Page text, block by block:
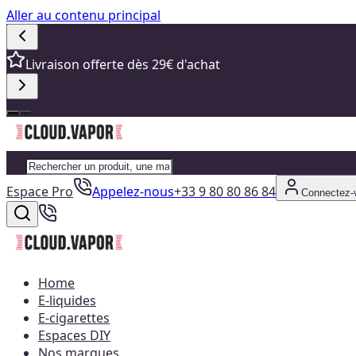
Aller au contenu principal
Livraison offerte dès 29€ d'achat
Espace Pro Appelez-nous+33 9 80 80 86 84 Connectez-
Home
E-liquides
E-cigarettes
Espaces DIY